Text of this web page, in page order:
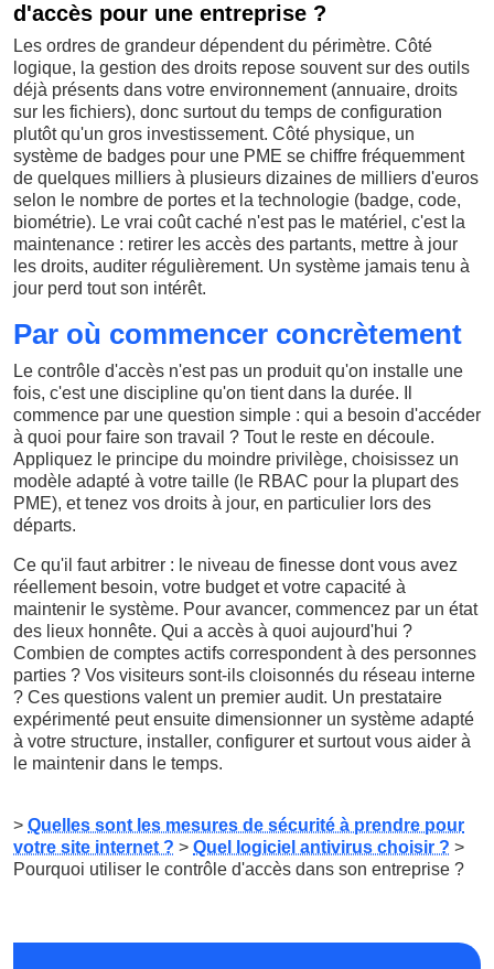
d'accès pour une entreprise ?
Les ordres de grandeur dépendent du périmètre. Côté
logique, la gestion des droits repose souvent sur des outils
déjà présents dans votre environnement (annuaire, droits
sur les fichiers), donc surtout du temps de configuration
plutôt qu'un gros investissement. Côté physique, un
système de badges pour une PME se chiffre fréquemment
de quelques milliers à plusieurs dizaines de milliers d'euros
selon le nombre de portes et la technologie (badge, code,
biométrie). Le vrai coût caché n'est pas le matériel, c'est la
maintenance : retirer les accès des partants, mettre à jour
les droits, auditer régulièrement. Un système jamais tenu à
jour perd tout son intérêt.
Par où commencer concrètement
Le contrôle d'accès n'est pas un produit qu'on installe une
fois, c'est une discipline qu'on tient dans la durée. Il
commence par une question simple : qui a besoin d'accéder
à quoi pour faire son travail ? Tout le reste en découle.
Appliquez le principe du moindre privilège, choisissez un
modèle adapté à votre taille (le RBAC pour la plupart des
PME), et tenez vos droits à jour, en particulier lors des
départs.
Ce qu'il faut arbitrer : le niveau de finesse dont vous avez
réellement besoin, votre budget et votre capacité à
maintenir le système. Pour avancer, commencez par un état
des lieux honnête. Qui a accès à quoi aujourd'hui ?
Combien de comptes actifs correspondent à des personnes
parties ? Vos visiteurs sont-ils cloisonnés du réseau interne
? Ces questions valent un premier audit. Un prestataire
expérimenté peut ensuite dimensionner un système adapté
à votre structure, installer, configurer et surtout vous aider à
le maintenir dans le temps.
> Quelles sont les mesures de sécurité à prendre pour
votre site internet ? > Quel logiciel antivirus choisir ? >
Pourquoi utiliser le contrôle d'accès dans son entreprise ?